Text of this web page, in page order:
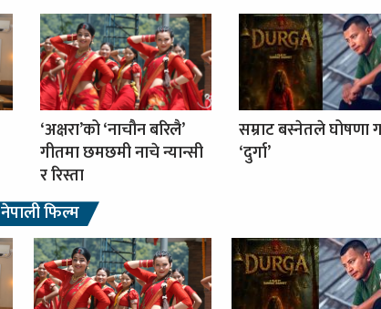
‘अक्षरा’को ‘नाचौन बरिलै’
गीतमा छमछमी नाचे न्यान्सी
र रिस्ता
सम्राट बस्नेतले घोषणा
‘दुर्गा’
नेपाली फिल्म